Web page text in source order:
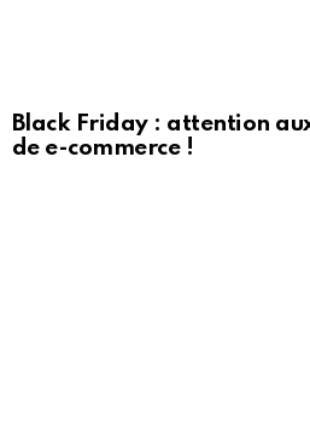
Black Friday : attention
de e-commerce !